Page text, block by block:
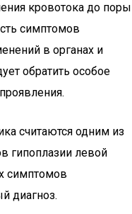
кровотока до поры
симптомов
в органах и
обратить особое
считаются одним из
гипоплазии левой
симптомов
диагноз.